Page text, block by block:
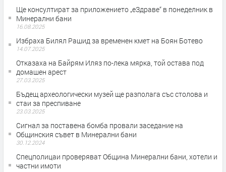
Ще консултират за приложението „еЗдраве“ в понеделник в
Минерални бани
16.08.2025
Избраха Билял Рашид за временен кмет на Боян Ботево
14.07.2025
Отказаха на Байрям Иляз по-лека мярка, той остава под
домашен арест
27.03.2025
Бъдещ археологически музей ще разполага със столова и
стаи за преспиване
23.03.2025
Сигнал за поставена бомба провали заседание на
Общинския съвет в Минерални бани
30.12.2024
Спецполицаи проверяват Община Минерални бани, хотели и
частни имоти